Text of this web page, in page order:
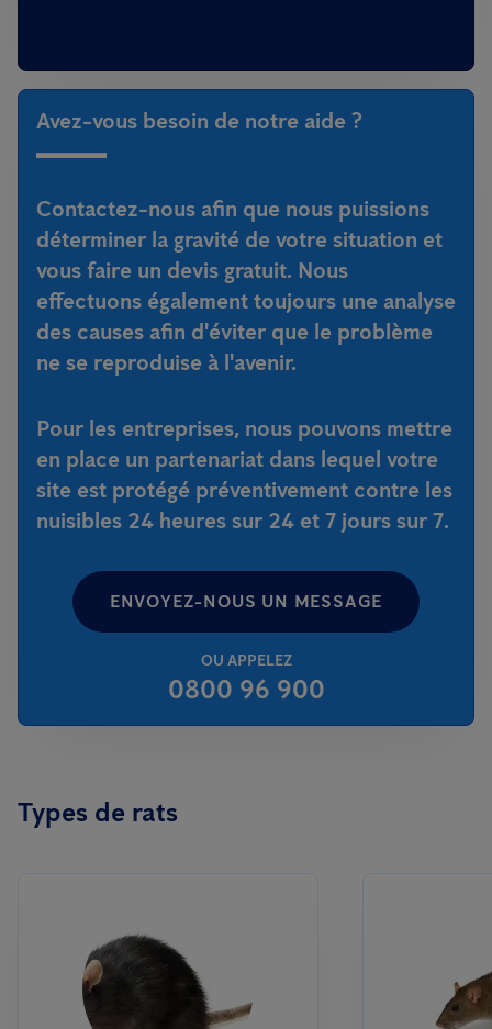
Avez-vous besoin de notre aide ?
Contactez-nous afin que nous puissions
déterminer la gravité de votre situation et
vous faire un devis gratuit. Nous
effectuons également toujours une analyse
des causes afin d'éviter que le problème
ne se reproduise à l'avenir.
Pour les entreprises, nous pouvons mettre
en place un partenariat dans lequel votre
site est protégé préventivement contre les
nuisibles 24 heures sur 24 et 7 jours sur 7.
ENVOYEZ-NOUS UN MESSAGE
OU APPELEZ
0800 96 900
Types de rats